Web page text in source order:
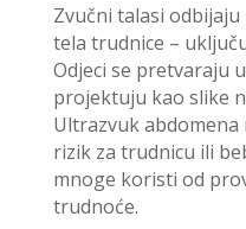
Zvučni talasi
tela trudnice –
Odjeci se pretvaraju
projektuju kao slike
Ultrazvuk
rizik za trudnicu ili
mnoge koristi od
trudnoće.